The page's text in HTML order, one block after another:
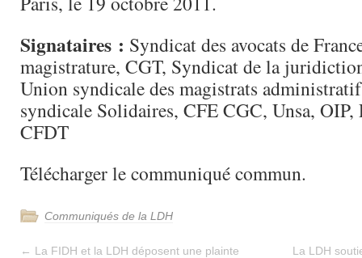
Signataires : Syndicat des avocats de
magistrature, CGT, Syndicat de la
Union syndicale des magistrats
syndicale Solidaires, CFE CGC, Unsa,
CFDT
Télécharger le communiqué commun.
Communiqués de la LDH
← La FIDH et la LDH déposent une plainte
La LDH